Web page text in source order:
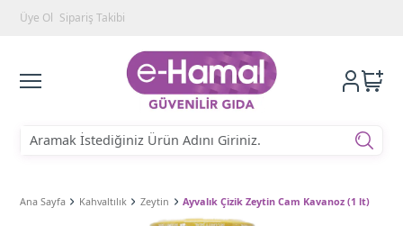
Üye Ol Sipariş Takibi
Ana Sayfa Kahvaltılık Zeytin Ayvalık Çizik Zeytin Cam Kavanoz (1 lt)